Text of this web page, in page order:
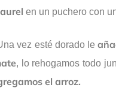
en un puchero con
vez esté dorado le
, lo rehogamos todo
el arroz.